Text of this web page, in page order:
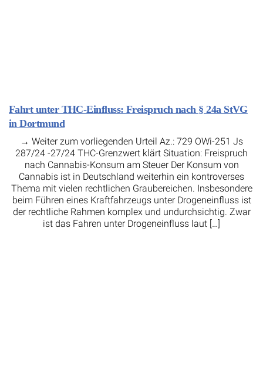
Fahrt unter THC-Einfluss: Freispruch nach § 24a StVG
in Dortmund
→ Weiter zum vorliegenden Urteil Az.: 729 OWi-251 Js
287/24 -27/24 THC-Grenzwert klärt Situation: Freispruch
nach Cannabis-Konsum am Steuer Der Konsum von
Cannabis ist in Deutschland weiterhin ein kontroverses
Thema mit vielen rechtlichen Graubereichen. Insbesondere
beim Führen eines Kraftfahrzeugs unter Drogeneinfluss ist
der rechtliche Rahmen komplex und undurchsichtig. Zwar
ist das Fahren unter Drogeneinfluss laut […]